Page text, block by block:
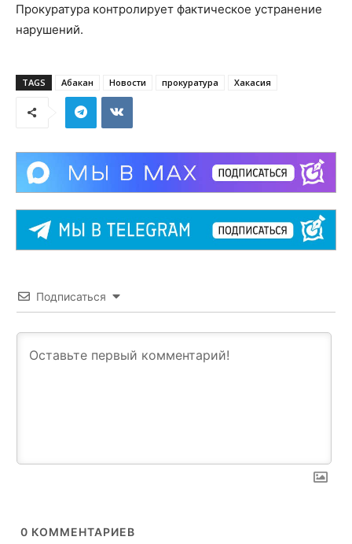
Прокуратура контролирует фактическое устранение
нарушений.
TAGS Абакан Новости прокуратура Хакасия
Подписаться
0 КОММЕНТАРИЕВ